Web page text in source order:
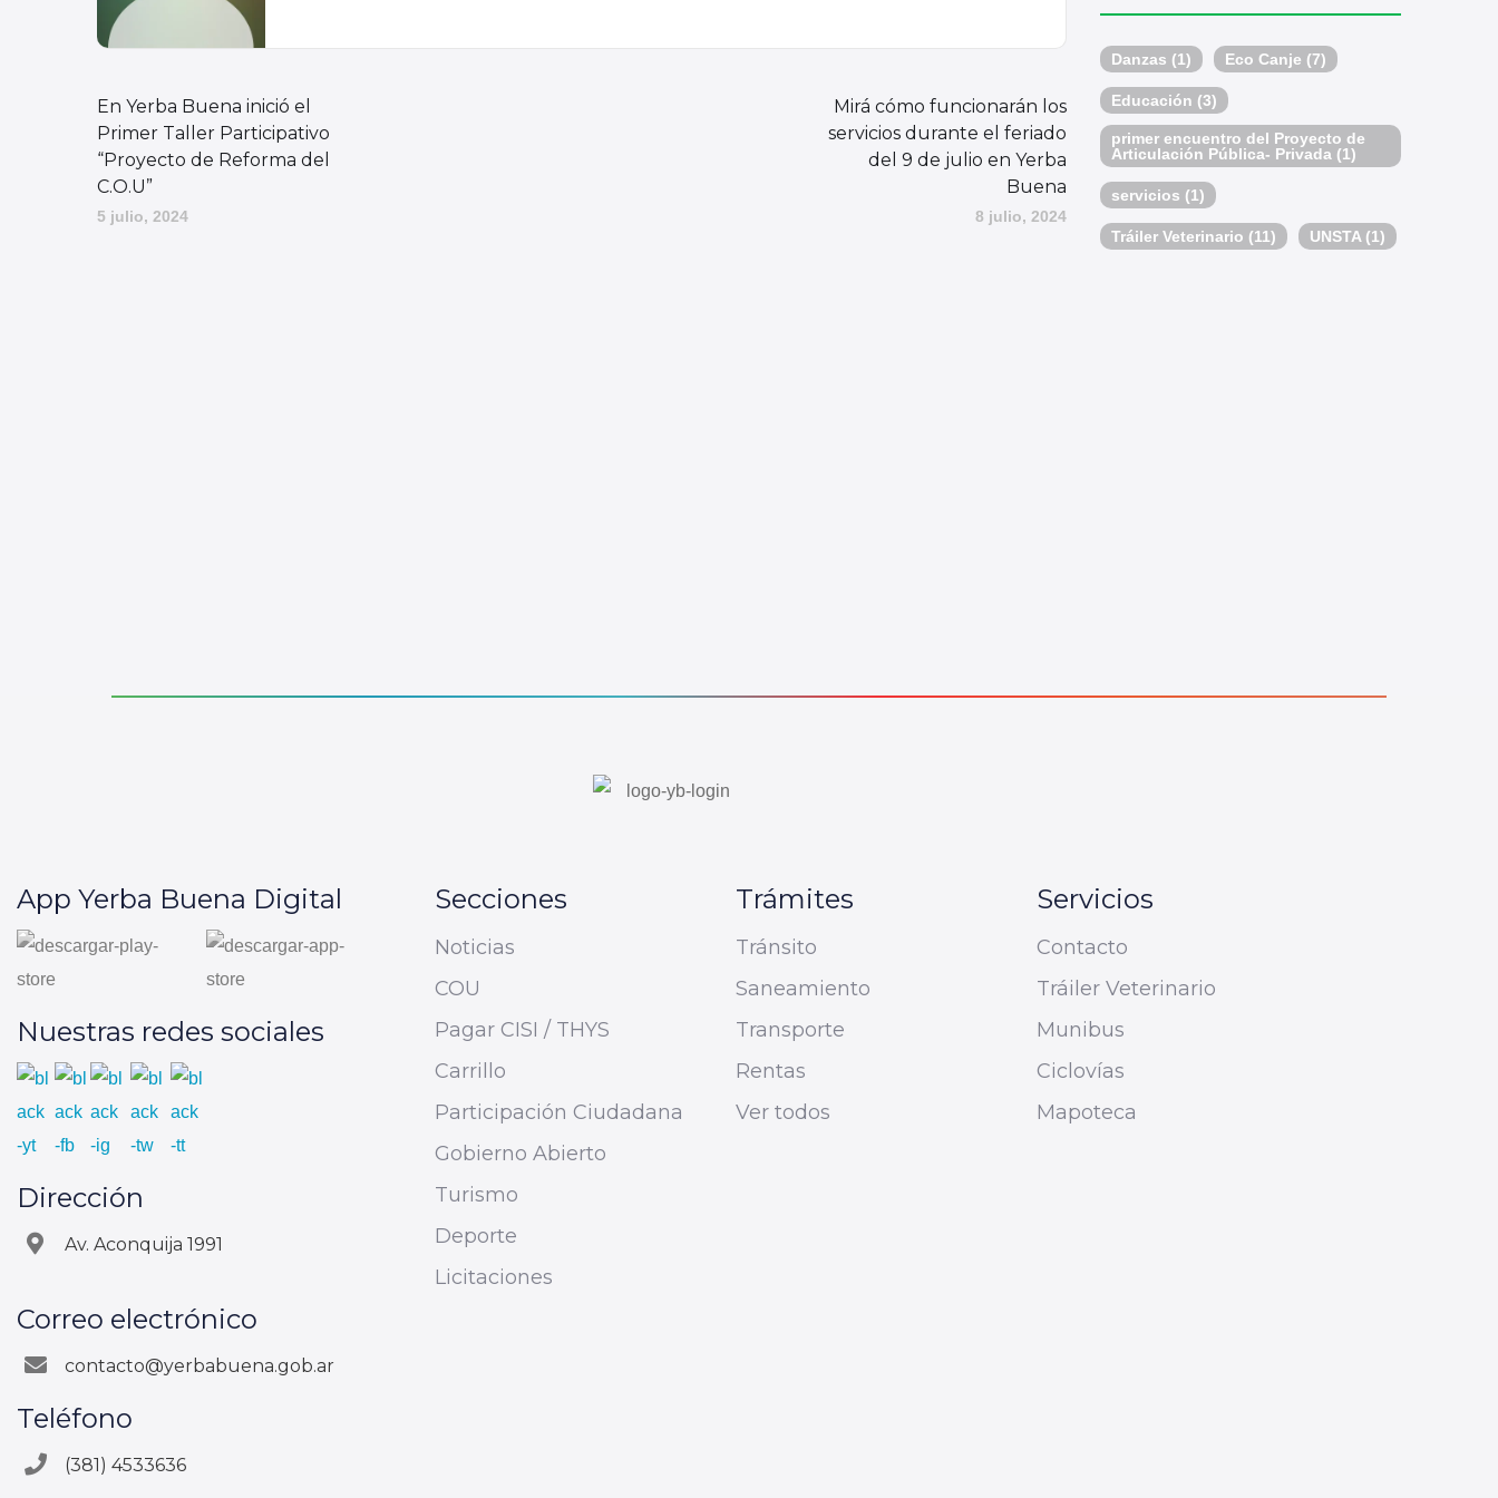
En Yerba Buena inició el
Primer Taller Participativo
“Proyecto de Reforma del
C.O.U”
5 julio, 2024
Mirá cómo funcionarán los
servicios durante el feriado
del 9 de julio en Yerba
Buena
8 julio, 2024
Danzas (1) Eco Canje (7)
Educación (3)
primer encuentro del Proyecto de
Articulación Pública- Privada (1)
servicios (1)
Tráiler Veterinario (11) UNSTA (1)
App Yerba Buena Digital
Nuestras redes sociales
Dirección
Av. Aconquija 1991
Correo electrónico
contacto@yerbabuena.gob.ar
Teléfono
(381) 4533636
Secciones
Noticias
COU
Pagar CISI / THYS
Carrillo
Participación Ciudadana
Gobierno Abierto
Turismo
Deporte
Licitaciones
Trámites
Tránsito
Saneamiento
Transporte
Rentas
Ver todos
Servicios
Contacto
Tráiler Veterinario
Munibus
Ciclovías
Mapoteca